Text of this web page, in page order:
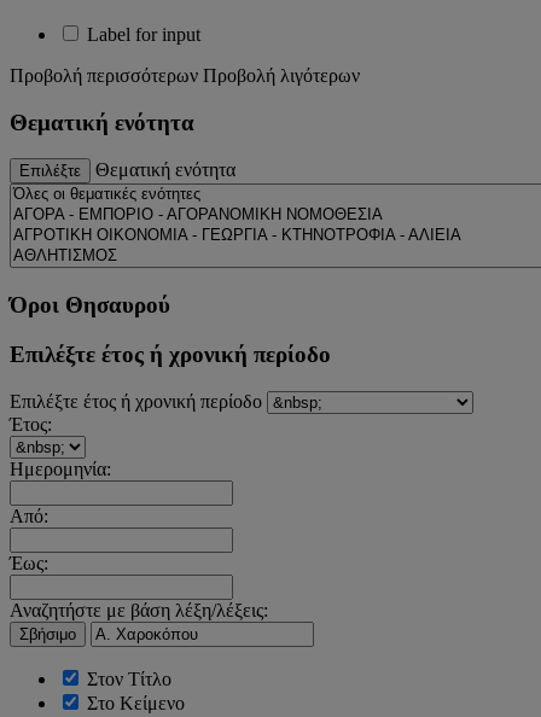
Label for input
Προβολή περισσότερων Προβολή λιγότερων
Θεματική ενότητα
Επιλέξτε Θεματική ενότητα
Όροι Θησαυρού
Επιλέξτε έτος ή χρονική περίοδο
Επιλέξτε έτος ή χρονική περίοδο
Έτος:
Ημερομηνία:
Από:
Έως:
Αναζητήστε με βάση λέξη/λέξεις:
Σβήσιμο
Στον Τίτλο
Στο Κείμενο